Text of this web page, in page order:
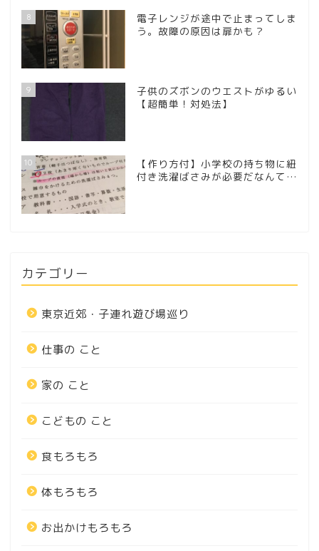
8
電子レンジが途中で止まってしま
う。故障の原因は扉かも？
9
子供のズボンのウエストがゆるい
【超簡単！対処法】
10
【作り方付】小学校の持ち物に紐
付き洗濯ばさみが必要だなんて…
カテゴリー
東京近郊・子連れ遊び場巡り
仕事の こと
家の こと
こどもの こと
食もろもろ
体もろもろ
お出かけもろもろ